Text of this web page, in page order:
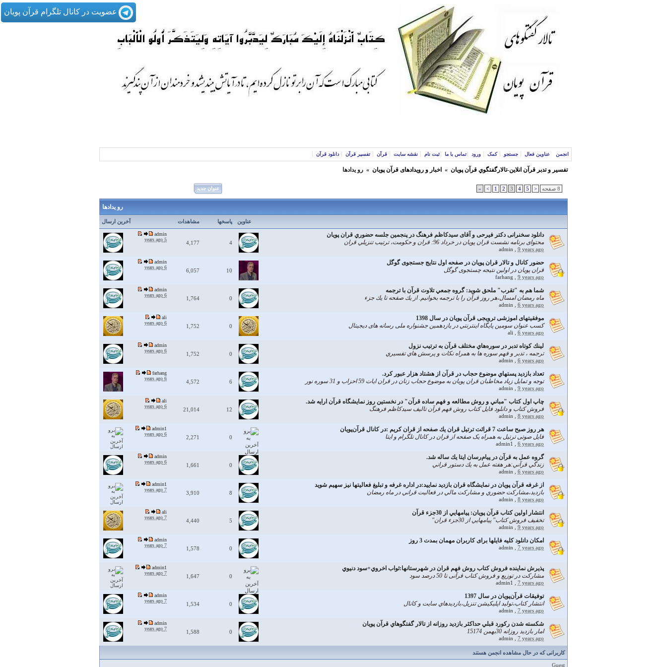
عضویت در کانال تلگرام قرآن پویان
انجمن عناوین فعال جستجو کمک ورود تماس با ما ثبت نام نقشه سایت قرآن تفسیر قرآن دانلود قرآن
تفسير و‌ تدبر قرآن انلاين-تالارگفتگوي قرآن پویان » اخبار و رویدادهای قرآن پویان » رو یدادها
8 صفحه <
1 2 3 4 5
>
» عنوان جدید
رو یدادها
عناوین پاسخها مشاهدات آخرین ارسال
دانلود سخنرانی دکتر فیرحی و آقای سيدكاظم فرهنگ در پنجمين جلسه حضوري قران پويان
محتوای برنامه نشست قران پویان در خرداد 96: قران و حكومت، ترتيب تنزيلي قران
admin 9 years ago
4
4,177
admin
5 years ago
حضور کانال و تالار قران پویان در صفحه اول نتایج جستجوی گوگل
قران پويان در اولین نتیجه چستجوی گوگل
farhang 9 years ago
10
6,057
admin
6 years ago
شما هم به "تقرب" ملحق شويد: گروه جمعي تلاوت قرآن با ترجمه
ماه رمضان امسال،هر روز قرآن را با ترجمه بخوانيم. از يك صفحه تا يك جزء
admin 6 years ago
0
1,764
admin
6 years ago
موفقیتهای اموزشی ترویجی قرآن پویان در سال 1398
کسب عنوان سومین پايگاه اينترنتي در یازدهمین جشنواره ملی رسانه های دیجیتال
ali 6 years ago
0
1,752
ali
6 years ago
لينك كوتاه تدبر در سوره‌هاي مختلف قرآن به ترتيب نزول
ترجمه ، تدبر و فهم سوره ها به همراه نكات و پرسش هاي تفسيري
admin 6 years ago
0
1,752
admin
6 years ago
تعداد بازديد پستهاي موضوع حجاب در قرآن از هشتاد هزار عبور كرد.
توجه و تمايل زياد مخاطبان قران پويان به موضوع حجاب زنان در قران ايات 59 احزاب و 31 سوره نور
admin 9 years ago
6
4,572
farhang
6 years ago
چاپ اول كتاب "مباني و روش مطالعه و فهم ساده قرآن" در نخستين روز نمايشگاه قرآن ارايه شد.
فروش كتاب و دانلود فايل كتاب روش فهم قرآن تاليف سيدكاظم فرهنگ
admin 8 years ago
12
21,014
ali
6 years ago
هر روز صبح ساعت 7 قرائت ترتيل قران يك صفحه از قران كريم :در كانال قرآن‌پويان
فایل صوتی ترتیل به همراه یک صفحه از قران در کانال تلگرام و ایتا
admin1 6 years ago
0
2,271
admin1
6 years ago
گروه عمل به قرآن در پيام‌رسان ايتا يك ساله شد.
زندگي قرآني:هر هفته عمل به يك دستور قراني
admin 6 years ago
0
1,661
admin
6 years ago
از غرفه قرآن پويان در نمايشگاه قران بازديد نماييد:در اداره غرفه و تبليغ فعاليتها نيز سهيم شويد
بازديد،مشاركت حضوري و مشاركت مالي در فعاليت قراني در ماه رمضان
admin 8 years ago
8
3,910
admin1
7 years ago
انتشار اولين كتاب قرآن پويان: پيامهايي از 30جزء قرآن
تخفیف فروش كتاب" پيامهايي از 30جزء قران"
admin 9 years ago
5
4,440
ali
7 years ago
امکان دانلود کلیه فایلها برای کاربران مهمان بمدت 3 روز
admin 7 years ago
0
1,578
admin
7 years ago
پذيرش نماينده فروش كتاب روش فهم قران در شهرستانها:ثواب اخروي+سود دنيوي
مشارکت در توزیع و فروش کتاب قرآنی تا 50 درصد سود
admin1 7 years ago
0
1,647
admin1
7 years ago
توفيقات قرآن‌پويان در سال 1397
انتشار كتاب،توليد اپليكيشن تنزيل،بازديدهاي سايت و كانال
admin 7 years ago
0
1,534
admin
7 years ago
شكسته شدن ركورد قبلي حداكثر بازديد روزانه از تالار گفتگوهاي قرآن پويان
امار بازديد روزانه 30بهمن 15174
admin 7 years ago
0
1,588
admin
7 years ago
کاربرانی که در حال مشاهده انجمن هستند
Guest